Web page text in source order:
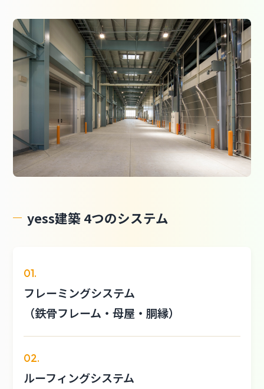
yess建築 4つのシステム
01.
フレーミングシステム
（鉄骨フレーム・母屋・胴縁）
02.
ルーフィングシステム